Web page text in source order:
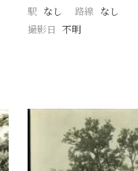
駅 なし 路線 なし
撮影日 不明